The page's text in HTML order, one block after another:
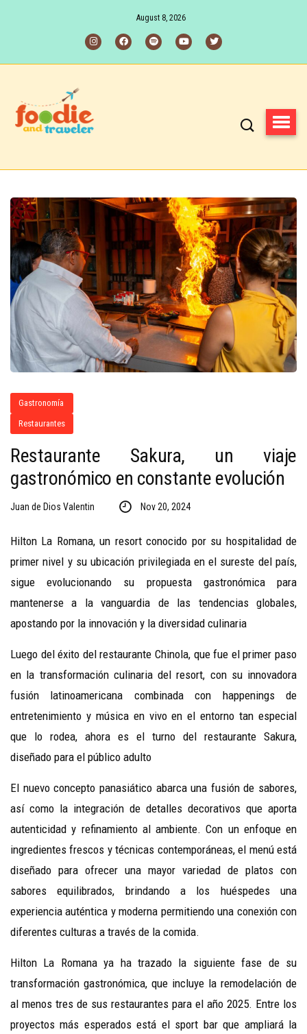
August 8, 2026
Gastronomía
Restaurantes
Restaurante Sakura, un viaje
gastronómico en constante evolución
Juan de Dios Valentin Nov 20, 2024
Hilton La Romana, un resort conocido por su hospitalidad de
primer nivel y su ubicación privilegiada en el sureste del país,
sigue evolucionando su propuesta gastronómica para
mantenerse a la vanguardia de las tendencias globales,
apostando por la innovación y la diversidad culinaria
Luego del éxito del restaurante Chinola, que fue el primer paso
en la transformación culinaria del resort, con su innovadora
fusión latinoamericana combinada con happenings de
entretenimiento y música en vivo en el entorno tan especial
que lo rodea, ahora es el turno del restaurante Sakura,
diseñado para el público adulto
El nuevo concepto panasiático abarca una fusión de sabores,
así como la integración de detalles decorativos que aporta
autenticidad y refinamiento al ambiente. Con un enfoque en
ingredientes frescos y técnicas contemporáneas, el menú está
diseñado para ofrecer una mayor variedad de platos con
sabores equilibrados, brindando a los huéspedes una
experiencia auténtica y moderna permitiendo una conexión con
diferentes culturas a través de la comida.
Hilton La Romana ya ha trazado la siguiente fase de su
transformación gastronómica, que incluye la remodelación de
al menos tres de sus restaurantes para el año 2025. Entre los
proyectos más esperados está el sport bar que ampliará la